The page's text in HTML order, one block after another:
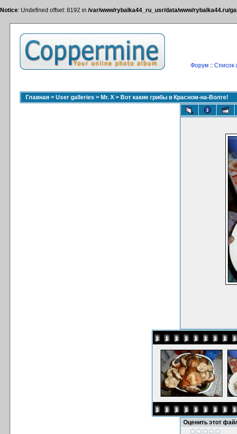
Notice: Undefined offset: 8192 in /var/www/rybalka44_ru_usr/data/www/rybalka44.ru/
Форум:: Список
Главная > User galleries > Mr. X > Вот какие грибы в Красном-на-Волге!
Оценить этот